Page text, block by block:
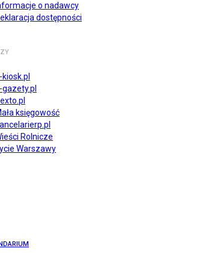
o nadawcy
dostępności
kiosk.pl
gazety.pl
księgowość
Rolnicze
Warszawy